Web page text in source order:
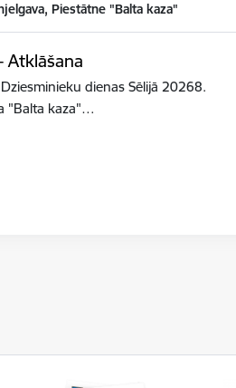
Piestātne "Balta kaza"
Atklāšana
dienas Sēlijā 20268.
"Balta kaza"…